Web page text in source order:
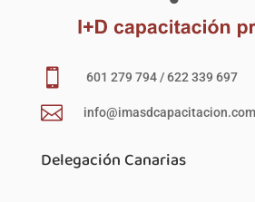
 601 279 794 / 622 339 697
 info@imasdcapacitacion.com
Delegación Canarias